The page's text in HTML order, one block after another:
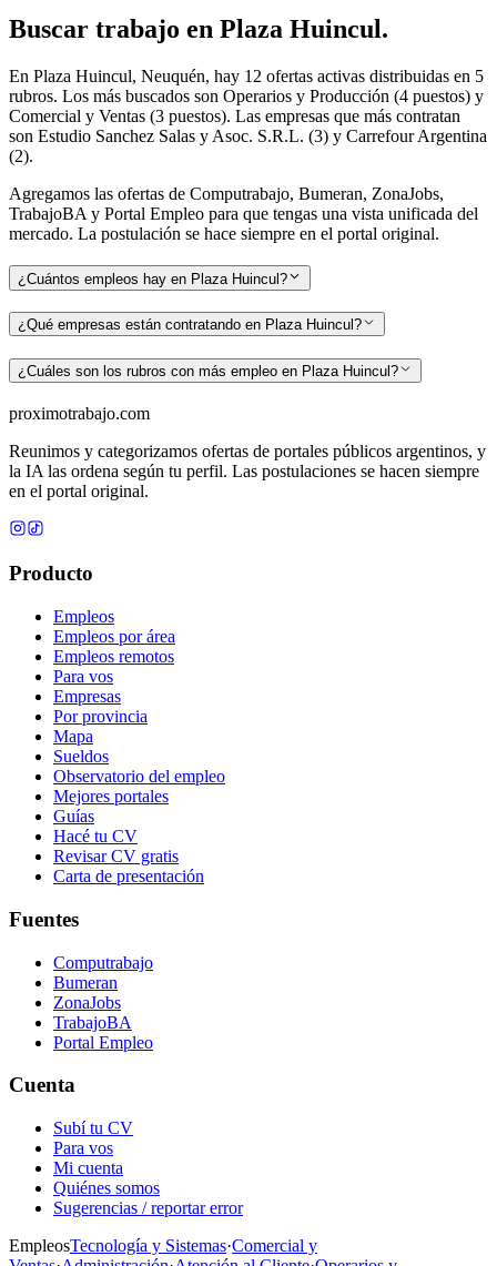
Buscar trabajo en Plaza Huincul.
En Plaza Huincul, Neuquén, hay 12 ofertas activas distribuidas en 5
rubros. Los más buscados son Operarios y Producción (4 puestos) y
Comercial y Ventas (3 puestos). Las empresas que más contratan
son Estudio Sanchez Salas y Asoc. S.R.L. (3) y Carrefour Argentina
(2).
Agregamos las ofertas de Computrabajo, Bumeran, ZonaJobs,
TrabajoBA y Portal Empleo para que tengas una vista unificada del
mercado. La postulación se hace siempre en el portal original.
¿Cuántos empleos hay en Plaza Huincul?
¿Qué empresas están contratando en Plaza Huincul?
¿Cuáles son los rubros con más empleo en Plaza Huincul?
proximotrabajo.com
Reunimos y categorizamos ofertas de portales públicos argentinos, y
la IA las ordena según tu perfil. Las postulaciones se hacen siempre
en el portal original.
Producto
Empleos
Empleos por área
Empleos remotos
Para vos
Empresas
Por provincia
Mapa
Sueldos
Observatorio del empleo
Mejores portales
Guías
Hacé tu CV
Revisar CV gratis
Carta de presentación
Fuentes
Computrabajo
Bumeran
ZonaJobs
TrabajoBA
Portal Empleo
Cuenta
Subí tu CV
Para vos
Mi cuenta
Quiénes somos
Sugerencias / reportar error
EmpleosTecnología y Sistemas·Comercial y